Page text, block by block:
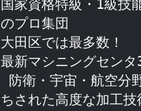
国家資格特級・1級技
のプロ集団
大田区では最多数！
最新マシニングセン
防衛・宇宙・航空分
ちされた高度な加工技